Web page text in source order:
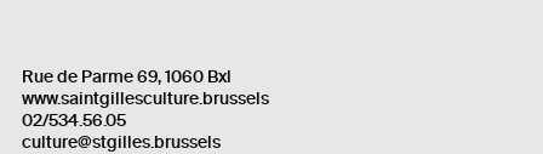
Rue de Parme 69, 1060 Bxl
www.saintgillesculture.brussels
02/534.56.05
culture@stgilles.brussels